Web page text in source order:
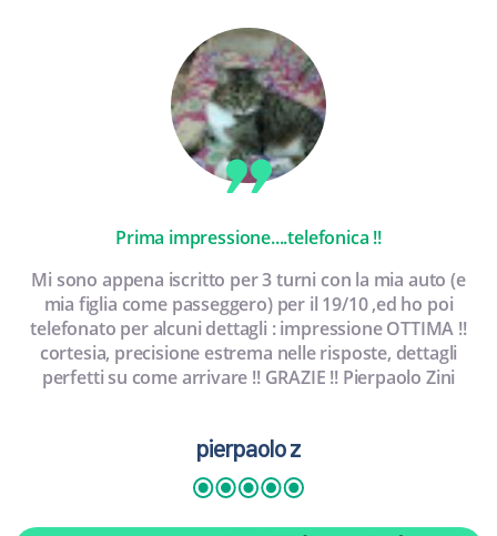
Prima impressione....telefonica !!
Mi sono appena iscritto per 3 turni con la mia auto (e
mia figlia come passeggero) per il 19/10 ,ed ho poi
telefonato per alcuni dettagli : impressione OTTIMA !!
cortesia, precisione estrema nelle risposte, dettagli
perfetti su come arrivare !! GRAZIE !! Pierpaolo Zini
pierpaolo z